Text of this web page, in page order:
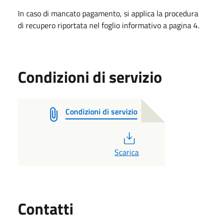
In caso di mancato pagamento, si applica la procedura
di recupero riportata nel foglio informativo a pagina 4.
Condizioni di servizio
Condizioni di servizio
Scarica
Contatti